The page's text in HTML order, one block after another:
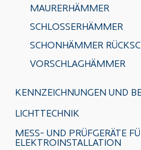
MAURERHÄMMER
SCHLOSSERHÄMMER
SCHONHÄMMER
VORSCHLAGHÄMMER
KENNZEICHNUNGEN UND
LICHTTECHNIK
MESS- UND PRÜFGERÄTE
ELEKTROINSTALLATION